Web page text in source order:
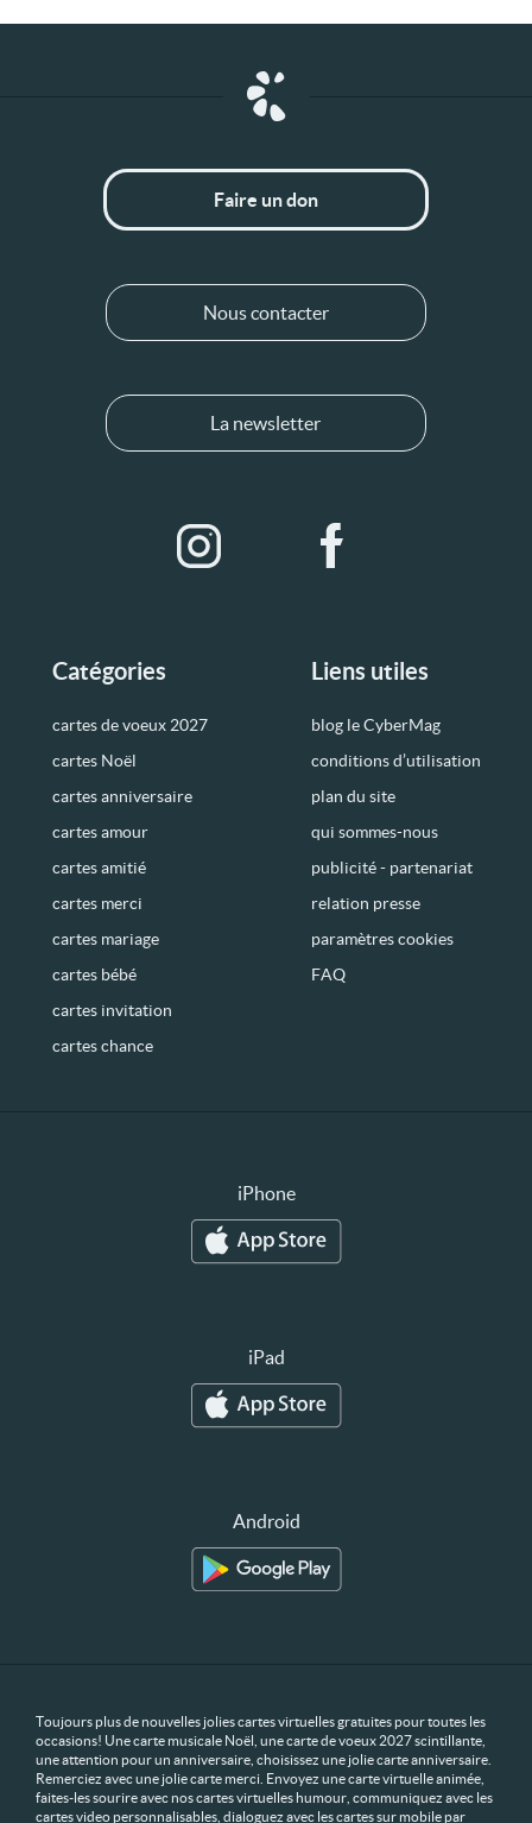
Catégories
cartes de voeux 2027
cartes Noël
cartes anniversaire
cartes amour
cartes amitié
cartes merci
cartes mariage
cartes bébé
cartes invitation
cartes chance
Liens utiles
blog le CyberMag
conditions d’utilisation
plan du site
qui sommes-nous
publicité - partenariat
relation presse
paramètres cookies
FAQ
Faire un don
Nous contacter
La newsletter
iPhone
iPad
Android
Toujours plus de nouvelles jolies cartes virtuelles gratuites pour toutes les
occasions! Une carte musicale Noël, une carte de voeux 2027 scintillante,
une attention pour un anniversaire, choisissez une jolie carte anniversaire.
Remerciez avec une jolie carte merci. Envoyez une carte virtuelle animée,
faites-les sourire avec nos cartes virtuelles humour, communiquez avec les
cartes video personnalisables, dialoguez avec les cartes sur mobile par